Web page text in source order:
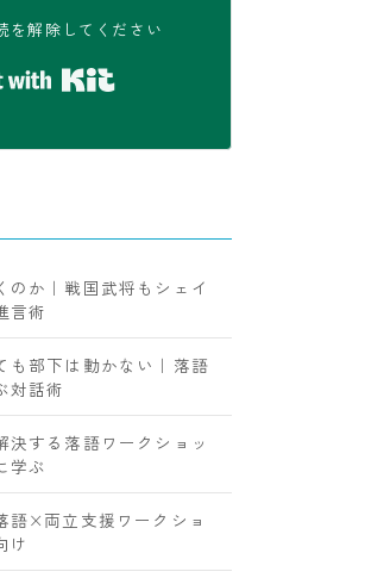
を解除してください
のか｜戦国武将もシェイ
言術
も部下は動かない｜落語
対話術
決する落語ワークショッ
学ぶ
語×両立支援ワークショ
け